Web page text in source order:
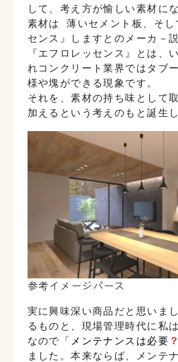
して、考え方が愉しい素材に
素材は 薄いセメント板、そ
センス』しますとのメーカ－説
『エフロレッセンス』とは、
れコンクリート業界ではタブ
様や塊ができる現象です。
それを、素材の持ち味として
加えるという考えのもと誕生
参考イメージパース
実に興味深い商品だと思いま
るものと、現場管理時代に私
なので
「メンテナンスは必要 ？
ました。本来ならば、メンテ